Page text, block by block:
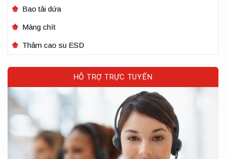
Bao tải dứa
Màng chít
Thảm cao su ESD
HỖ TRỢ TRỰC TUYẾN